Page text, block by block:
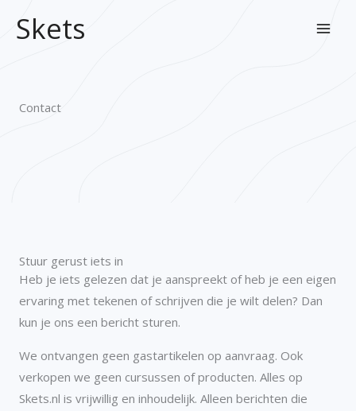
naarSkets
Contact
Stuur gerust iets in
Heb je iets gelezen dat je aanspreekt of heb je een eigen
ervaring met tekenen of schrijven die je wilt delen? Dan
kun je ons een bericht sturen.
We ontvangen geen gastartikelen op aanvraag. Ook
verkopen we geen cursussen of producten. Alles op
Skets.nl is vrijwillig en inhoudelijk. Alleen berichten die